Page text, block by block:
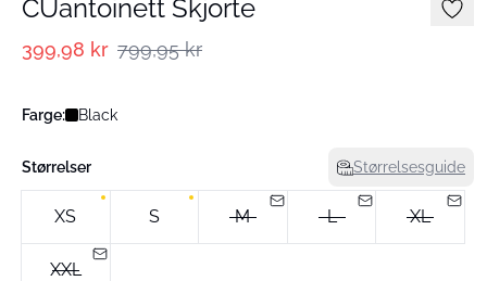
CUantoinett Skjorte
399,98 kr 799,95 kr
Farge: Black
Størrelser Størrelsesguide
XS S M L XL
XXL